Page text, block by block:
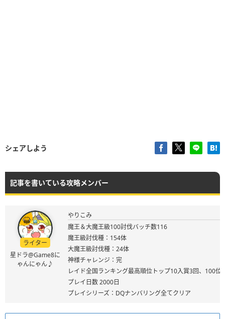
シェアしよう
記事を書いている攻略メンバー
ライター
星ドラ@Game8に
ゃんにゃん♪
やりこみ
魔王＆大魔王級100討伐バッチ数116
魔王級討伐種：154体
大魔王級討伐種：24体
神様チャレンジ：完
レイド全国ランキング最高順位トップ10入賞3回、100位
プレイ日数 2000日
プレイシリーズ：DQナンバリング全てクリア